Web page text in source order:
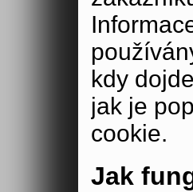
kdy
jak je
cookie.
Jak